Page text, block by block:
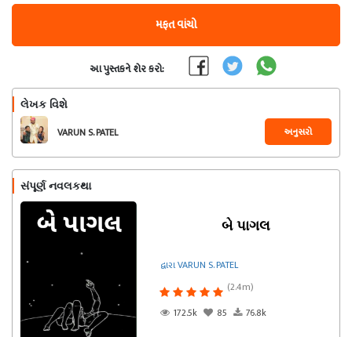
મફત વાંચો
આ પુસ્તકને શેર કરો:
લેખક વિશે
VARUN S. PATEL અનુસરો
સંપૂર્ણ નવલકથા
બે પાગલ
દ્વારા VARUN S. PATEL
(2.4m)
172.5k
85 76.8k